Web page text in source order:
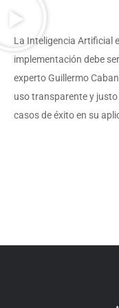
La Inteligencia Artificial
implementación debe
experto Guillermo
uso transparente y
casos de éxito en su